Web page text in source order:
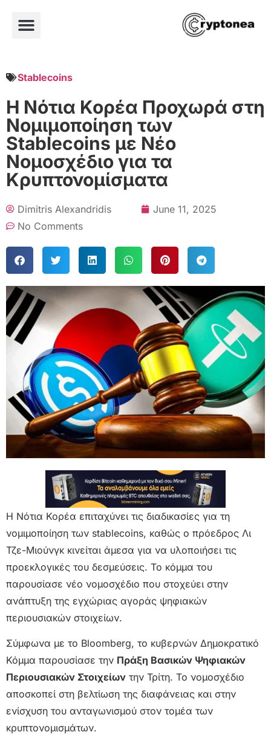
Stablecoins
Η Νότια Κορέα Προχωρά στη
Νομιμοποίηση των
Stablecoins με Νέο
Νομοσχέδιο για τα
Κρυπτονομίσματα
Dimitris Alexandridis
June 11, 2025
No Comments
Η Νότια Κορέα επιταχύνει τις διαδικασίες για τη
νομιμοποίηση των stablecoins, καθώς ο πρόεδρος Λι
Τζε-Μιούνγκ κινείται άμεσα για να υλοποιήσει τις
προεκλογικές του δεσμεύσεις. Το κόμμα του
παρουσίασε νέο νομοσχέδιο που στοχεύει στην
ανάπτυξη της εγχώριας αγοράς ψηφιακών
περιουσιακών στοιχείων.
Σύμφωνα με το Bloomberg, το κυβερνών Δημοκρατικό
Κόμμα παρουσίασε την Πράξη Βασικών Ψηφιακών
Περιουσιακών Στοιχείων την Τρίτη. Το νομοσχέδιο
αποσκοπεί στη βελτίωση της διαφάνειας και στην
ενίσχυση του ανταγωνισμού στον τομέα των
κρυπτονομισμάτων.